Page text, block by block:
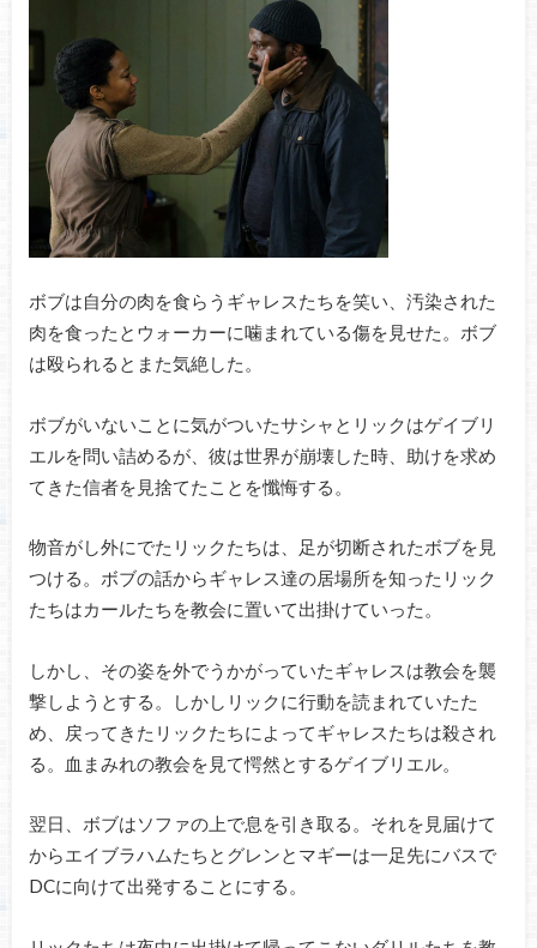
ボブは自分の肉を食らうギャレスたちを笑い、汚染された
肉を食ったとウォーカーに噛まれている傷を見せた。ボブ
は殴られるとまた気絶した。
ボブがいないことに気がついたサシャとリックはゲイブリ
エルを問い詰めるが、彼は世界が崩壊した時、助けを求め
てきた信者を見捨てたことを懺悔する。
物音がし外にでたリックたちは、足が切断されたボブを見
つける。ボブの話からギャレス達の居場所を知ったリック
たちはカールたちを教会に置いて出掛けていった。
しかし、その姿を外でうかがっていたギャレスは教会を襲
撃しようとする。しかしリックに行動を読まれていたた
め、戻ってきたリックたちによってギャレスたちは殺され
る。血まみれの教会を見て愕然とするゲイブリエル。
翌日、ボブはソファの上で息を引き取る。それを見届けて
からエイブラハムたちとグレンとマギーは一足先にバスで
DCに向けて出発することにする。